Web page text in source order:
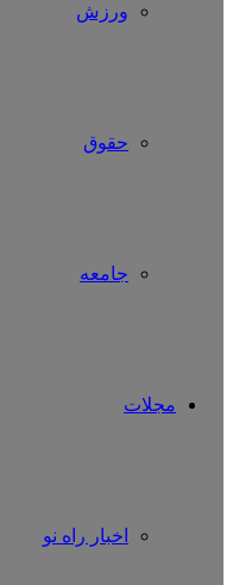
ورزش
حقوق
جامعه
مجلات
اخبار راه نو